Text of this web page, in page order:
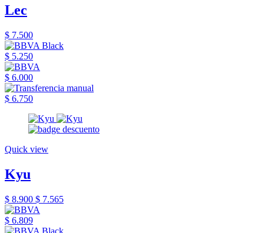
Lec
$ 7.500
$ 5.250
$ 6.000
$ 6.750
Quick view
Kyu
$ 8.900 $ 7.565
$ 6.809